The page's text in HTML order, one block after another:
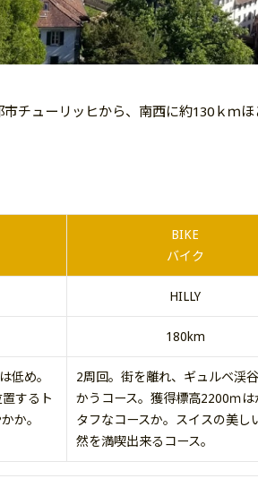
チューリッヒから、南西に約130ｋｍ
BIKE
バイク
HILLY
180km
低め。
するト
か。
2周回。街を離れ、ギュルベ渓
かうコース。獲得標高2200ｍは
タフなコースか。スイスの美し
然を満喫出来るコース。